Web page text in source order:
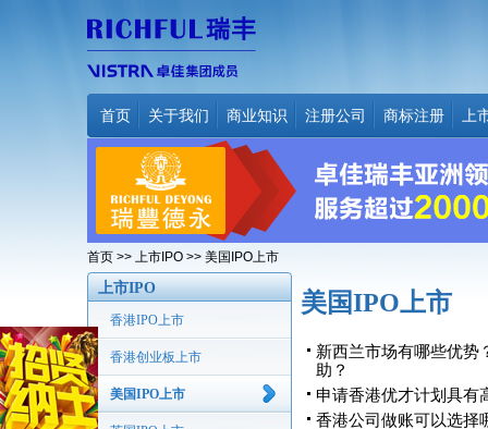
首页 关于我们 商业知识 注册公司 商标注册 上
首页 >> 上市IPO >> 美国IPO上市
上市IPO
香港IPO上市
香港创业板上市
美国IPO上市
美国IPO上市
新西兰市场有哪些优势
助？
申请香港优才计划具有
香港公司做账可以选择